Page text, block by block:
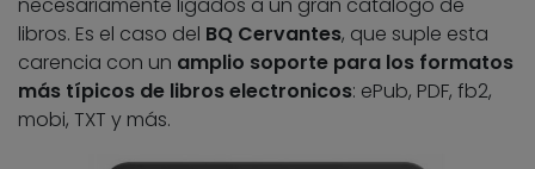
libros. Es el caso del BQ Cervantes, que suple esta
carencia con un amplio soporte para los formatos
más típicos de libros electronicos: ePub, PDF, fb2,
mobi, TXT y más.